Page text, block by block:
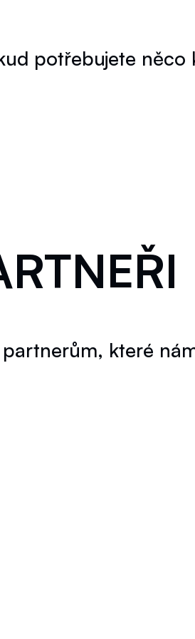
potřebujete
které